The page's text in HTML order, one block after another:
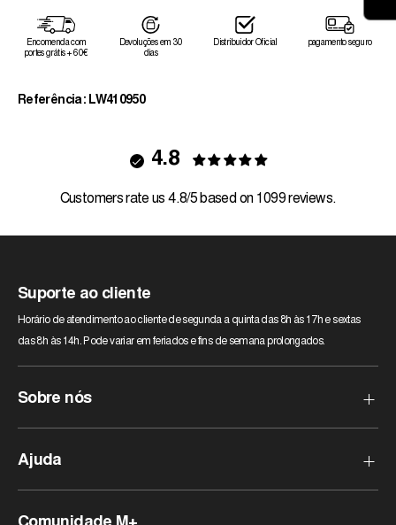
Encomenda com
portes grátis + 60€
Devoluções em 30
dias
Distribuidor Oficial pagamento seguro
Referência: LW410950
4.8
Customers rate us 4.8/5 based on 1099 reviews.
Sobre nós
Nossas lojas
Ajuda
Suporte ao cliente
Horário de atendimento ao cliente de segunda a quinta das 8h às 17h e sextas
das 8h às 14h. Pode variar em feriados e fins de semana prolongados.